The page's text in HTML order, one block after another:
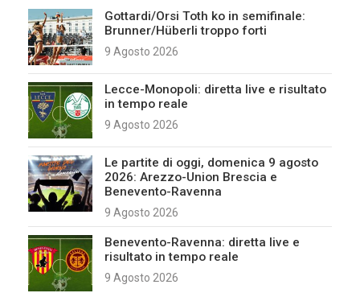
Gottardi/Orsi Toth ko in semifinale:
Brunner/Hüberli troppo forti
9 Agosto 2026
Lecce-Monopoli: diretta live e risultato
in tempo reale
9 Agosto 2026
Le partite di oggi, domenica 9 agosto
2026: Arezzo-Union Brescia e
Benevento-Ravenna
9 Agosto 2026
Benevento-Ravenna: diretta live e
risultato in tempo reale
9 Agosto 2026